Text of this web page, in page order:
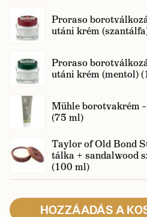
Proraso
utáni krém
Proraso
utáni krém (mentol)
Mühle borotvakrém
(75 ml)
Taylor of Old Bond
tálka + sandalwood
(100 ml)
HOZZÁADÁS A